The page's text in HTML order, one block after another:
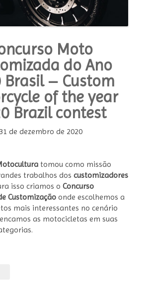
Moto
do Ano
Brasil – Custom
of the year
Brazil contest
31 de dezembro de 2020
tomou como missão
trabalhos dos customizadores
isso criamos o Concurso
Customização onde escolhemos a
mais interessantes no cenário
as motocicletas em suas